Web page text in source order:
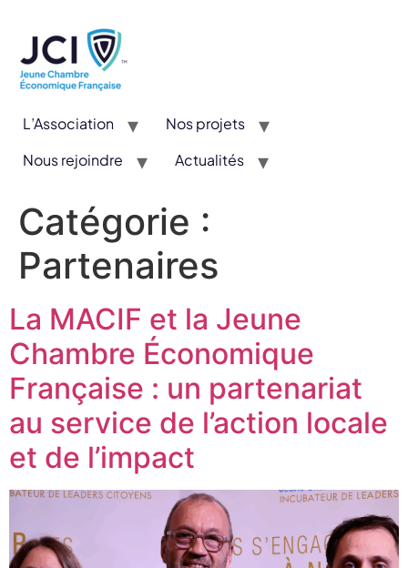
L’Association
Nos projets
Nous rejoindre
Actualités
Catégorie :
Partenaires
La MACIF et la Jeune
Chambre Économique
Française : un partenariat
au service de l’action locale
et de l’impact